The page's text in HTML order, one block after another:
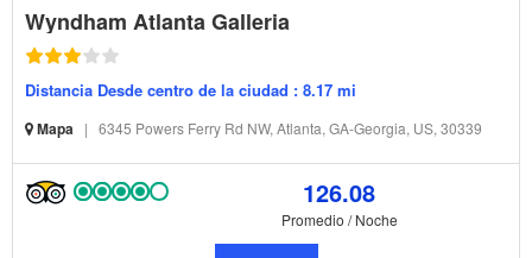
Wyndham Atlanta Galleria
Distancia Desde centro de la ciudad : 8.17 mi
Mapa | 6345 Powers Ferry Rd NW, Atlanta, GA-Georgia, US, 30339
126.08
Promedio / Noche